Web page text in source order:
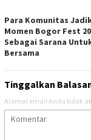
Para Komunitas
Momen Bogor Fest
Sebagai Sarana
Bersama
Tinggalkan
Alamat email Anda tidak